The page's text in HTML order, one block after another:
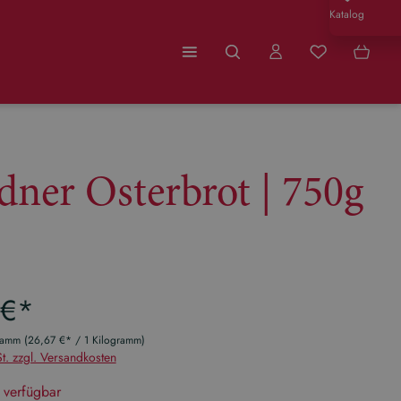
Katalog
Osterbrot | 750g
(26,67 €* / 1 Kilogramm)
zzgl. Versandkosten